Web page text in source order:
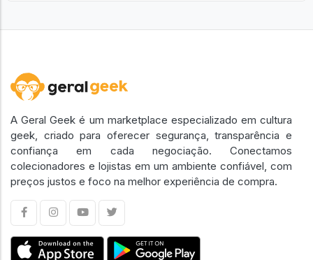
A Geral Geek é um marketplace especializado em cultura
geek, criado para oferecer segurança, transparência e
confiança em cada negociação. Conectamos
colecionadores e lojistas em um ambiente confiável, com
preços justos e foco na melhor experiência de compra.